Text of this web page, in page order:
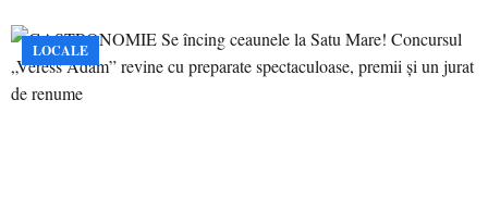
LOCALE